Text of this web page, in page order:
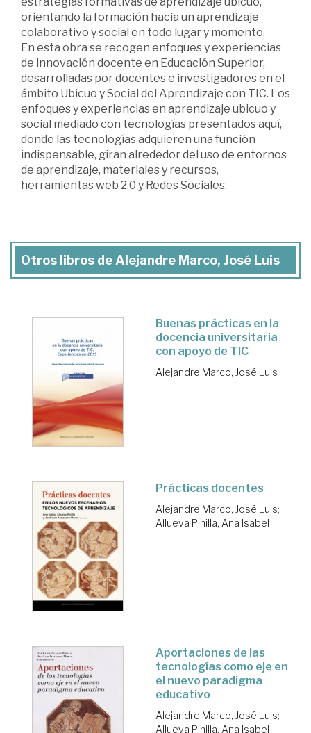
orientando la formación hacia un aprendizaje
colaborativo y social en todo lugar y momento.
En esta obra se recogen enfoques y experiencias
de innovación docente en Educación Superior,
desarrolladas por docentes e investigadores en el
ámbito Ubicuo y Social del Aprendizaje con TIC. Los
enfoques y experiencias en aprendizaje ubicuo y
social mediado con tecnologías presentados aquí,
donde las tecnologías adquieren una función
indispensable, giran alrededor del uso de entornos
de aprendizaje, materiales y recursos,
herramientas web 2.0 y Redes Sociales.
Otros libros de Alejandre Marco, José Luis
Buenas prácticas en la
docencia universitaria
con apoyo de TIC
Alejandre Marco, José Luis
Prácticas docentes
Alejandre Marco, José Luis;
Allueva Pinilla, Ana Isabel
Aportaciones de las
tecnologías como eje en
el nuevo paradigma
educativo
Alejandre Marco, José Luis;
Allueva Pinilla, Ana Isabel